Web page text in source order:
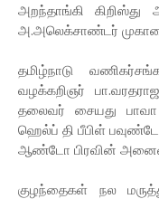
அறந்தாங்கி
அ.அலெக்சாண்டர்
தமிழ்நாடு
வழக்கறிஞர்
தலைவர் சையது
ஹெல்ப் தி பீபிள்
ஆண்டோ பிரவின்
குழந்தைகள் நல